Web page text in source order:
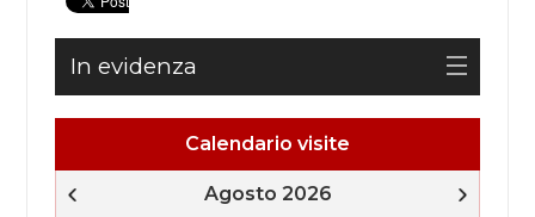
Calendario visite
Agosto 2026
In evidenza